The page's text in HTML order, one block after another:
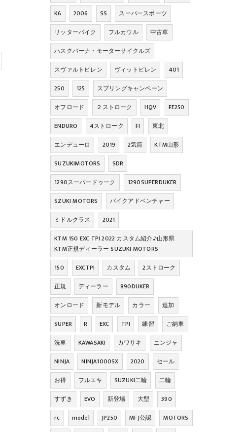
K6
2006 SS
スーパースポーツ
リッターバイク
フルカウル
中古車
ハスクバーナ・モーターサイクルズ
スヴァルトピレン
ヴィットピレン
401
250
125
スプリングキャンペーン
オフロード
２ストローク HQV
FE250
ENDURO
4ストローク FI
東北
エンデューロ
2019 2気筒
KTM山形
SUZUKIMOTORS
SDR
1290スーパードゥーク
1290SUPERDUKER
SZUKI MOTORS
バイクアドベンチャー
ミドルクラス
2021
KTM 150 EXC TPI 2022 カスタム紹介♪山形県
KTM正規ディーラー SUZUKI MOTORS
150
EXCTPI カスタム
2ストローク
正規
ディーラー
890DUKER
オンロード
新モデル カラー
追加
SUPER
R EXC TPI 練習
ご納車
洗車
KAWASAKI カワサキ
ニンジャ
NINJA
NINJA1000SX 2020
セール
お得
フルエキ SUZUKI二輪
二輪
すずき
EVO 新登場 大型
390
rc
model JP250 MFJ公認
MOTORS